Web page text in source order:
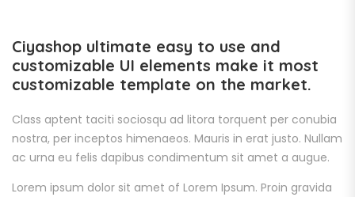
Ciyashop ultimate easy to use and
customizable UI elements make it most
customizable template on the market.
Class aptent taciti sociosqu ad litora torquent per conubia
nostra, per inceptos himenaeos. Mauris in erat justo. Nullam
ac urna eu felis dapibus condimentum sit amet a augue.
Lorem ipsum dolor sit amet of Lorem Ipsum. Proin gravida